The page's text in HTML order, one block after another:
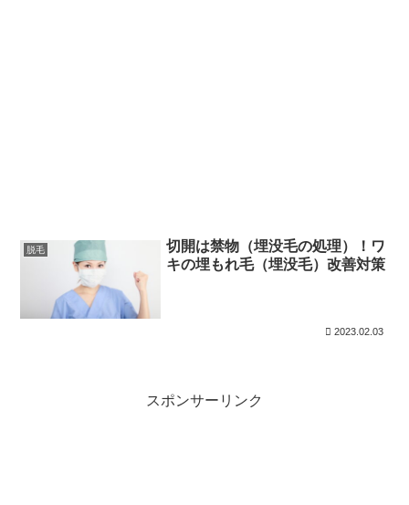
脱毛
切開は禁物（埋没毛の処理）！ワ
キの埋もれ毛（埋没毛）改善対策
2023.02.03
スポンサーリンク